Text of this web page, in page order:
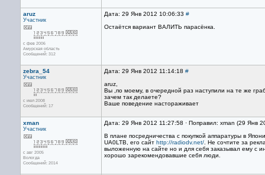
aruz
Участник
с фев 2006
Амурская область
Сообщений: 312
Дата: 29 Янв 2012 10:06:33 #
Остаётся вариант ВАЛИТЬ парасёнка.
zebra_54
Участник
с июл 2008
Сообщений: 17
Дата: 29 Янв 2012 11:14:18 #
aruz,
Вы ,по моему, в очередной раз наступили на те же
зачем так делаете?
Ваше поведение настораживает
xman
Участник
с авг 2005
Вологда
Сообщений: 2014
Дата: 29 Янв 2012 11:27:58 · Поправил: xman (29 Янв
В плане посредничества с покупкой аппаратуры в
UA0LTB, его сайт http://radiodv.net/ . Не сочтите за
выложенную на сайте но и для себя заказывал ему с
хорошо зарекомендовавшие себя люди.